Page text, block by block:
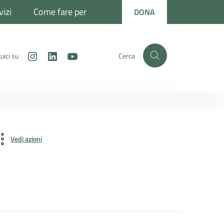
Come fare per DONA
su Instagram
LinkedIn Cerca
Vedi azioni